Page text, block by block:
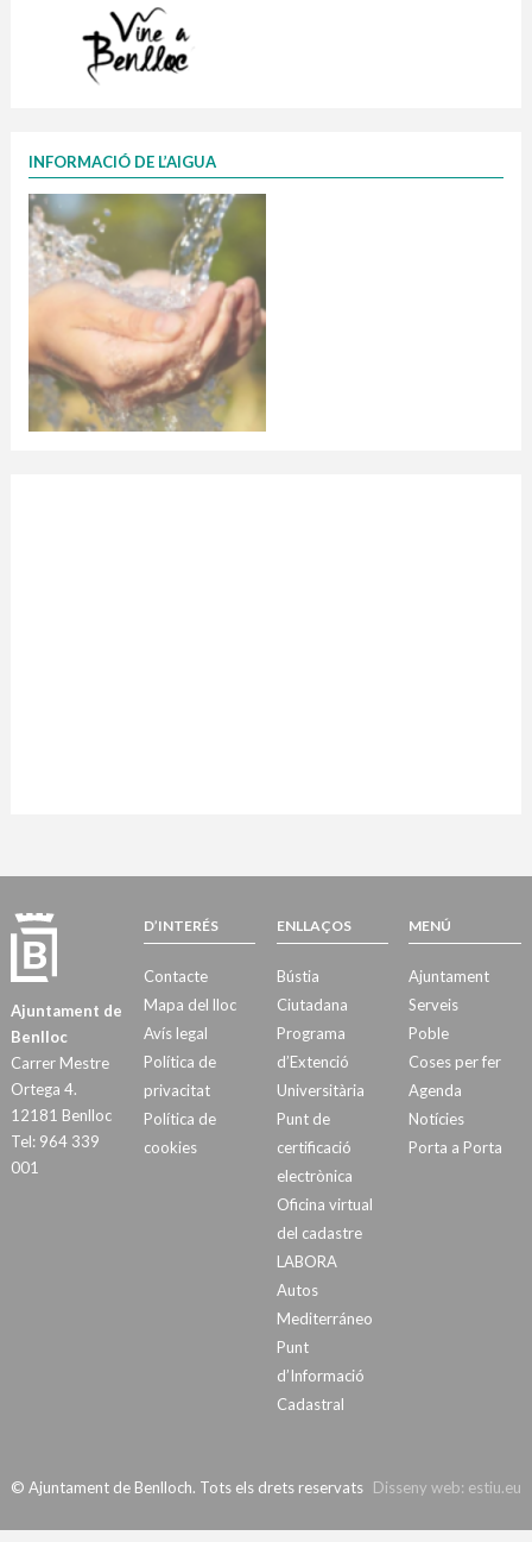
INFORMACIÓ DE L’AIGUA
Ajuntament de
Benlloc
Carrer Mestre
Ortega 4.
12181 Benlloc
Tel: 964 339
001
D’INTERÉS
Contacte
Mapa del lloc
Avís legal
Política de
privacitat
Política de
cookies
ENLLAÇOS
Bústia
Ciutadana
Programa
d’Extenció
Universitària
Punt de
certificació
electrònica
Oficina virtual
del cadastre
LABORA
Autos
Mediterráneo
Punt
d’Informació
Cadastral
MENÚ
Ajuntament
Serveis
Poble
Coses per fer
Agenda
Notícies
Porta a Porta
Disseny web: estiu.eu
© Ajuntament de Benlloch. Tots els drets reservats